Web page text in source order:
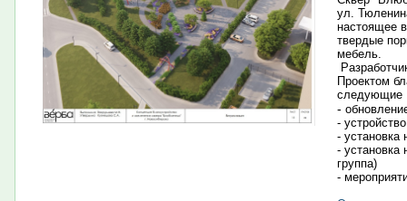
ул.
настоящее
твердые
мебель.
Проектом
следующие
-
-
- установка
-
группа)
-